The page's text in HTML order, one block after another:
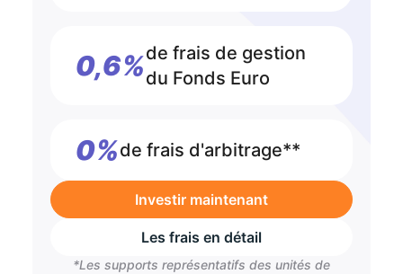
0,6%de frais de gestion
du Fonds Euro
0%de frais d'arbitrage**
Investir maintenant
Les frais en détail
*Les supports représentatifs des unités de